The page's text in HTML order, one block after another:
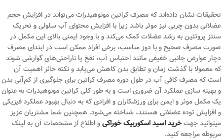
تحقیقات نشان داده‌اند که مصرف کراتین مونوهیدرات می‌تواند در افزایش حجم
عضلانی بدون چربی نیز موثر باشد زیرا با افزایش محتوای آب سلولی و تحریک
سنتز پروتئین به رشد عضلات کمک می‌کند و با وجود ایمنی بالای این مکمل در
صورت مصرف صحیح و با دوز مناسب، برخی افراد ممکن است در ابتدای مصرف
دچار عوارض جانبی خفیفی مانند احتباس آب، نفخ یا ناراحتی‌های گوارشی شوند
که معمولا با گذشت زمان و تطابق بدن کاهش می‌یابد و نکته حائز اهمیت آن
است که مصرف کافی آب در طول دوره مصرف کراتین برای جلوگیری از کم‌آبی بدن
و بهینه سازی عملکرد آن ضروری است و به طور کلی کراتین مونوهیدرات به عنوان
یک مکمل موثر و ایمن برای ورزشکاران و افرادی که به دنبال بهبود عملکرد فیزیکی
و افزایش توده عضلانی هستند، شناخته می‌شود. همچنین شما مشتریان عزیز
میتوانید جهتخرید اسید اسکوربیک خوراکیو اطلاع از مشخصات آن به لینک
مربوطه مراجعه کنید.